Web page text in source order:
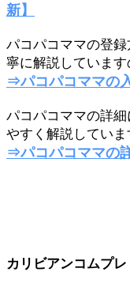
新】
パコパコママの登
寧に解説しています
⇒パコパコママの
パコパコママの詳
やすく解説していま
⇒パコパコママの
カリビアンコムプレ